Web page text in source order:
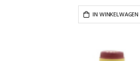
IN WINKELWAGEN